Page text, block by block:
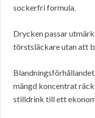
sockerfri formula.
Drycken passar
törstsläckare utan att
mängd koncentrat
stilldrink till ett